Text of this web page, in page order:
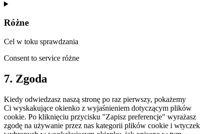
Różne
Cel w toku sprawdzania
Consent to service różne
7. Zgoda
Kiedy odwiedzasz naszą stronę po raz pierwszy, pokażemy
Ci wyskakujące okienko z wyjaśnieniem dotyczącym plików
cookie. Po kliknięciu przycisku "Zapisz preferencje" wyrażasz
zgodę na używanie przez nas kategorii plików cookie i wtyczek